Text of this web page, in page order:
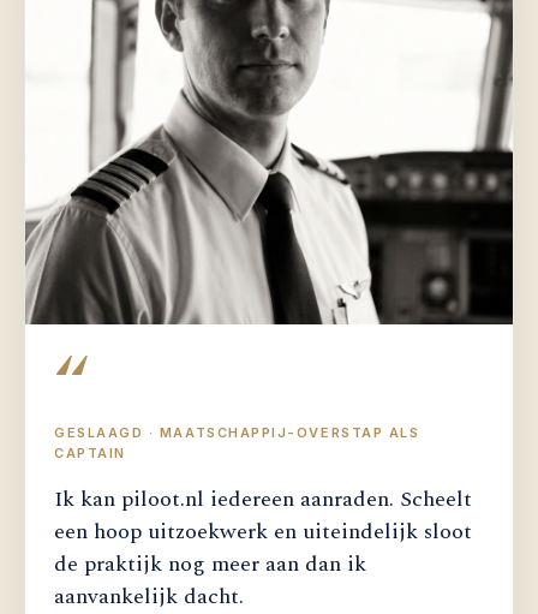
“
GESLAAGD · MAATSCHAPPIJ-OVERSTAP ALS
CAPTAIN
Ik kan piloot.nl iedereen aanraden. Scheelt
een hoop uitzoekwerk en uiteindelijk sloot
de praktijk nog meer aan dan ik
aanvankelijk dacht.